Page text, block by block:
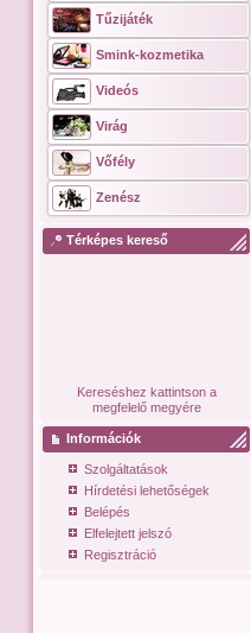
Tűzijáték
Smink-kozmetika
Videós
Virág
Vőfély
Zenész
Térképes kereső
Kereséshez kattintson a
megfelelő megyére
Információk
Szolgáltatások
Hírdetési lehetőségek
Belépés
Elfelejtett jelszó
Regisztráció